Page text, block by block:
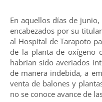
En aquellos días de
encabezados por su
al Hospital de Tarapoto
de la planta de oxígeno
habrían sido averiados
de manera indebida, a
venta de balones y
no se conoce avance de